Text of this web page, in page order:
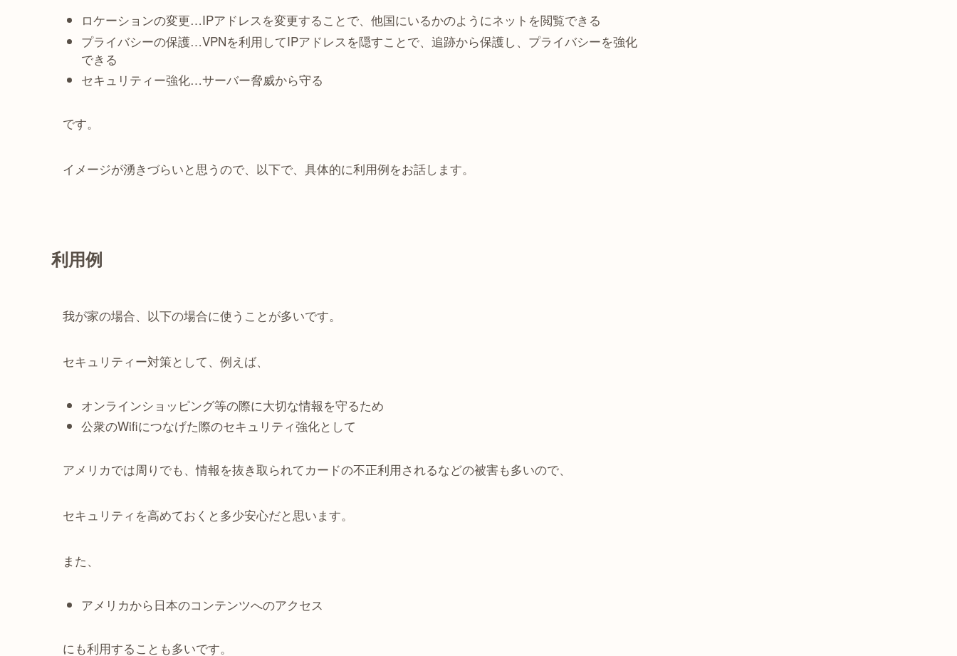
ロケーションの変更…IPアドレスを変更することで、他国にいるかのようにネットを閲覧できる
プライバシーの保護…VPNを利用してIPアドレスを隠すことで、追跡から保護し、プライバシーを強化
できる
セキュリティー強化…サーバー脅威から守る
です。
イメージが湧きづらいと思うので、以下で、具体的に利用例をお話します。
利用例
我が家の場合、以下の場合に使うことが多いです。
セキュリティー対策として、例えば、
オンラインショッピング等の際に大切な情報を守るため
公衆のWifiにつなげた際のセキュリティ強化として
アメリカでは周りでも、情報を抜き取られてカードの不正利用されるなどの被害も多いので、
セキュリティを高めておくと多少安心だと思います。
また、
アメリカから日本のコンテンツへのアクセス
にも利用することも多いです。